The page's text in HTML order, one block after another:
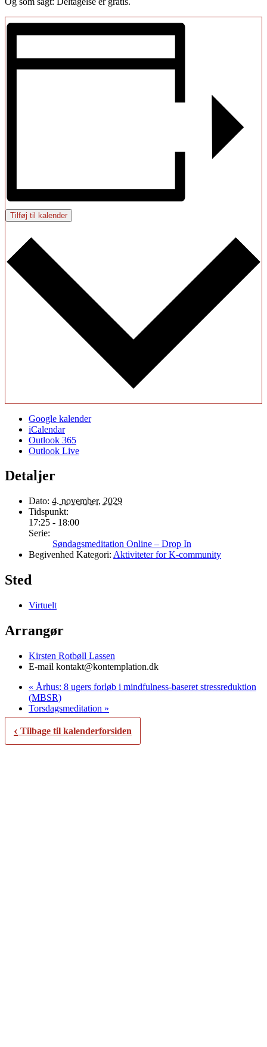
Tilføj til kalender
Google kalender
iCalendar
Outlook 365
Outlook Live
Detaljer
Dato: 4. november, 2029
Tidspunkt:
17:25 - 18:00
Serie:
Søndagsmeditation Online – Drop In
Begivenhed Kategori: Aktiviteter for K-community
Sted
Virtuelt
Arrangør
Kirsten Rotbøll Lassen
E-mail kontakt@kontemplation.dk
« Århus: 8 ugers forløb i mindfulness-baseret stressreduktion
(MBSR)
Torsdagsmeditation »
‹ Tilbage til kalenderforsiden